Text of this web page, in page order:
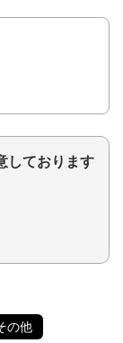
しております
の他